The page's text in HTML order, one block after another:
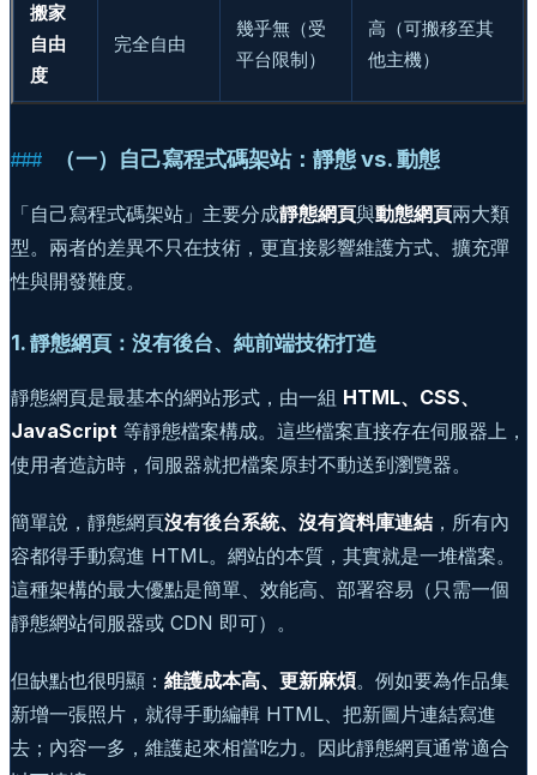
搬家
自由
度
完全自由
幾乎無（受
平台限制）
高（可搬移至其
他主機）
（一）自己寫程式碼架站：靜態 vs. 動態
「自己寫程式碼架站」主要分成靜態網頁與動態網頁兩大類
型。兩者的差異不只在技術，更直接影響維護方式、擴充彈
性與開發難度。
1. 靜態網頁：沒有後台、純前端技術打造
靜態網頁是最基本的網站形式，由一組 HTML、CSS、
JavaScript 等靜態檔案構成。這些檔案直接存在伺服器上，
使用者造訪時，伺服器就把檔案原封不動送到瀏覽器。
簡單說，靜態網頁沒有後台系統、沒有資料庫連結 ，所有內
容都得手動寫進 HTML。網站的本質，其實就是一堆檔案。
這種架構的最大優點是簡單、效能高、部署容易（只需一個
靜態網站伺服器或 CDN 即可）。
但缺點也很明顯： 維護成本高、更新麻煩。例如要為作品集
新增一張照片，就得手動編輯 HTML、把新圖片連結寫進
去；內容一多，維護起來相當吃力。因此靜態網頁通常適合